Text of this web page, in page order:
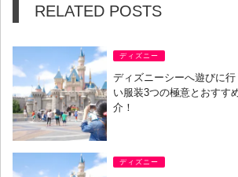
RELATED POSTS
ディズニー
ディズニーシーへ遊びに
い服装3つの極意とおすす
介！
ディズニー